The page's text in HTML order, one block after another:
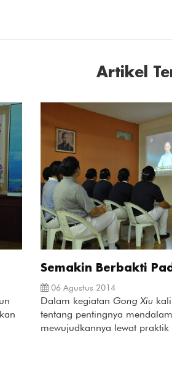
Artikel
Semakin Berbakti
06 Agustus 2014
Dalam kegiatan Gong Xiu
tentang pentingnya
mewujudkannya lewat praktik